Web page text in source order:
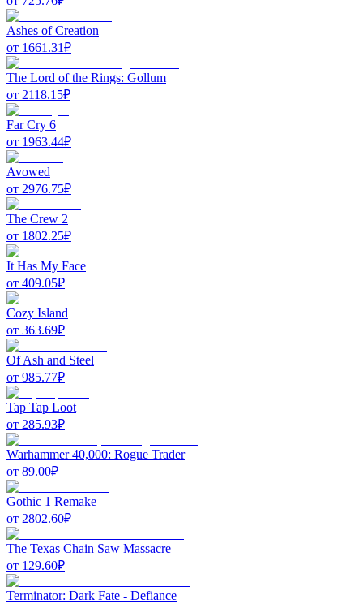
Ashes of Creation
от 1661.31₽
The Lord of the Rings: Gollum
от 2118.15₽
Far Cry 6
от 1963.44₽
Avowed
от 2976.75₽
The Crew 2
от 1802.25₽
It Has My Face
от 409.05₽
Cozy Island
от 363.69₽
Of Ash and Steel
от 985.77₽
Tap Tap Loot
от 285.93₽
Warhammer 40,000: Rogue Trader
от 89.00₽
Gothic 1 Remake
от 2802.60₽
The Texas Chain Saw Massacre
от 129.60₽
Terminator: Dark Fate - Defiance